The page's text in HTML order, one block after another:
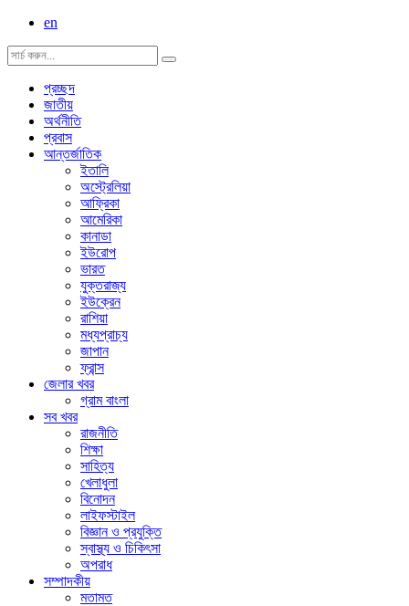
en
প্রচ্ছদ
জাতীয়
অর্থনীতি
প্রবাস
আন্তর্জাতিক
ইতালি
অস্ট্রেলিয়া
আফ্রিকা
আমেরিকা
কানাডা
ইউরোপ
ভারত
যুক্তরাজ্য
ইউক্রেন
রাশিয়া
মধ্যপ্রাচ্য
জাপান
ফ্রান্স
জেলার খবর
গ্রাম বাংলা
সব খবর
রাজনীতি
শিক্ষা
সাহিত্য
খেলাধুলা
বিনোদন
লাইফস্টাইল
বিজ্ঞান ও প্রযুক্তি
স্বাস্থ্য ও চিকিৎসা
অপরাধ
সম্পাদকীয়
মতামত